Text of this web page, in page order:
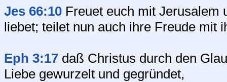
Jes 66:10 Freuet euch mit Jerusalem
liebet; teilet nun auch ihre Freude mit
Eph 3:17 daß Christus durch den
Liebe gewurzelt und gegründet,